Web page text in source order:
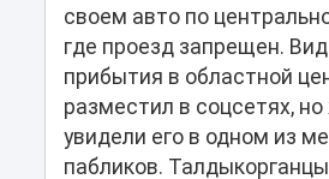
своем авто по
где проезд запрещен.
прибытия в областной
разместил в соцсетях,
увидели его в одном из
пабликов.